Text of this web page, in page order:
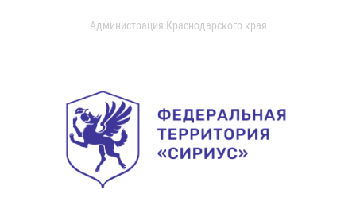
Администрация Краснодарского края